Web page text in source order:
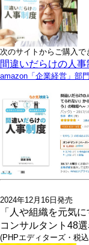
次のサイトからご購入で
間違いだらけの人事
amazon「企業経営」部
2024年12月16日発売
「人や組織を元気
コンサルタント48選
(PHPエディターズ・税込